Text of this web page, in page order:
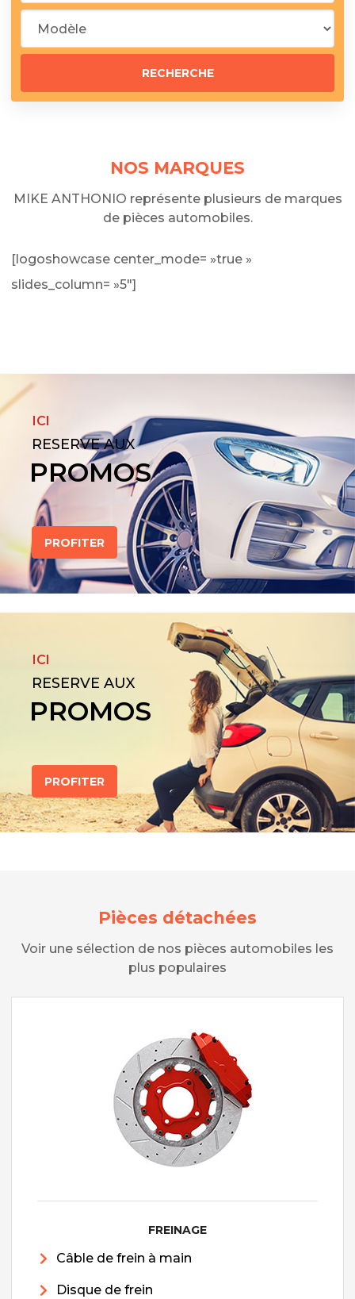
NOS MARQUES
MIKE ANTHONIO représente plusieurs de marques
de pièces automobiles.
[logoshowcase center_mode= »true »
slides_column= »5″]
ICI
RESERVE AUX
PROMOS
PROFITER
ICI
RESERVE AUX
PROMOS
PROFITER
Pièces détachées
Voir une sélection de nos pièces automobiles les
plus populaires
FREINAGE
Câble de frein à main
Disque de frein